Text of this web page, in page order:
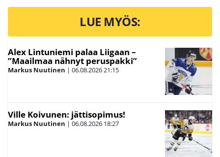
LUE MYÖS:
Alex Lintuniemi palaa Liigaan –
”Maailmaa nähnyt peruspakki”
Markus Nuutinen | 06.08.202621:15
Ville Koivunen: jättisopimus!
Markus Nuutinen | 06.08.2026 18:27